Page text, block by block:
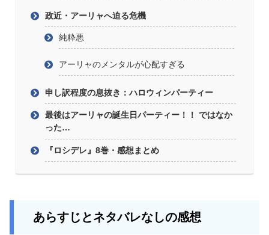
政近・アーリャへ迫る危機
純粋悪
アーリャのメンタルが心配すぎる
申し訳程度の息抜き：ハロウィンパーティー
最後はアーリャの誕生日パーティー！！ ではなか
った…
『ロシデレ』8巻・感想まとめ
あらすじとネタバレなしの感想